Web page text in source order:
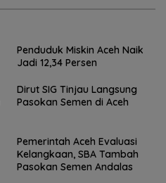
Penduduk Miskin Aceh Naik
Jadi 12,34 Persen
Dirut SIG Tinjau Langsung
Pasokan Semen di Aceh
Pemerintah Aceh Evaluasi
Kelangkaan, SBA Tambah
Pasokan Semen Andalas